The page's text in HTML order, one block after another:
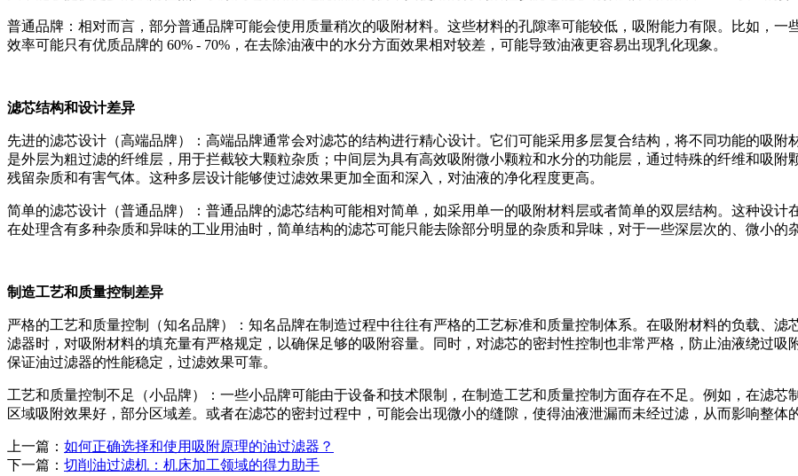
普通品牌：相对而言，部分普通品牌可能会使用质量稍次的吸附材料。这些材料的孔隙率可能较低，吸附能力有限。比如，
效率可能只有优质品牌的 60% - 70%，在去除油液中的水分方面效果相对较差，可能导致油液更容易出现乳化现象。
滤芯结构和设计差异
先进的滤芯设计（高端品牌）：高端品牌通常会对滤芯的结构进行精心设计。它们可能采用多层复合结构，将不同功能的吸
是外层为粗过滤的纤维层，用于拦截较大颗粒杂质；中间层为具有高效吸附微小颗粒和水分的功能层，通过特殊的纤维和吸
残留杂质和有害气体。这种多层设计能够使过滤效果更加全面和深入，对油液的净化程度更高。
简单的滤芯设计（普通品牌）：普通品牌的滤芯结构可能相对简单，如采用单一的吸附材料层或者简单的双层结构。这种设
在处理含有多种杂质和异味的工业用油时，简单结构的滤芯可能只能去除部分明显的杂质和异味，对于一些深层次的、微小的
制造工艺和质量控制差异
严格的工艺和质量控制（知名品牌）：知名品牌在制造过程中往往有严格的工艺标准和质量控制体系。在吸附材料的负载、
滤器时，对吸附材料的填充量有严格规定，以确保足够的吸附容量。同时，对滤芯的密封性控制也非常严格，防止油液绕过
保证油过滤器的性能稳定，过滤效果可靠。
工艺和质量控制不足（小品牌）：一些小品牌可能由于设备和技术限制，在制造工艺和质量控制方面存在不足。例如，在滤
区域吸附效果好，部分区域差。或者在滤芯的密封过程中，可能会出现微小的缝隙，使得油液泄漏而未经过滤，从而影响整体
上一篇： 如何正确选择和使用吸附原理的油过滤器？
下一篇： 切削油过滤机：机床加工领域的得力助手